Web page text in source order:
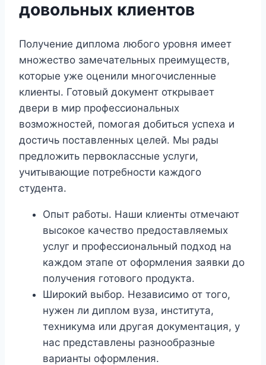
довольных клиентов
Получение диплома любого уровня имеет
множество замечательных преимуществ,
которые уже оценили многочисленные
клиенты. Готовый документ открывает
двери в мир профессиональных
возможностей, помогая добиться успеха и
достичь поставленных целей. Мы рады
предложить первоклассные услуги,
учитывающие потребности каждого
студента.
Опыт работы. Наши клиенты отмечают
высокое качество предоставляемых
услуг и профессиональный подход на
каждом этапе от оформления заявки до
получения готового продукта.
Широкий выбор. Независимо от того,
нужен ли диплом вуза, института,
техникума или другая документация, у
нас представлены разнообразные
варианты оформления.